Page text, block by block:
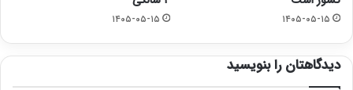
۱۴۰۵-۰۵-۱۵ ۱۴۰۵-۰۵-۱۵
دیدگاهتان را بنویسید